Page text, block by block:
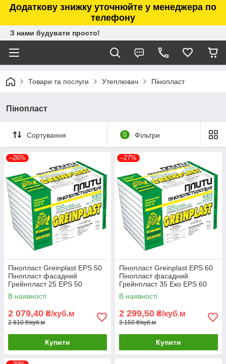
Додаткову знижку уточнюйте у менеджера по
телефону
З нами будувати просто!
Товари та послуги Утеплювач Пінопласт
Пінопласт
Сортування 0 Фільтри
–26%
Пінопласт Greinplast EPS 50
Пінопласт фасадний
Грейнпласт 25 EPS 50
В наявності
2 079,40 ₴/куб.м
2 810 ₴/куб.м
Купити
–27%
Пінопласт Greinplast EPS 60
Пінопласт фасадний
Грейнпласт 35 Еко EPS 60
В наявності
2 299,50 ₴/куб.м
3 150 ₴/куб.м
Купити